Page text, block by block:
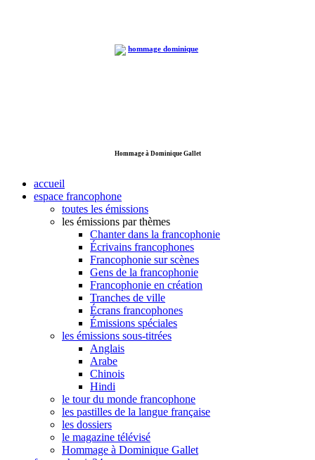
Hommage à Dominique Gallet
accueil
espace francophone
toutes les émissions
les émissions par thèmes
Chanter dans la francophonie
Écrivains francophones
Francophonie sur scènes
Gens de la francophonie
Francophonie en création
Tranches de ville
Écrans francophones
Émissions spéciales
les émissions sous-titrées
Anglais
Arabe
Chinois
Hindi
le tour du monde francophone
les pastilles de la langue française
les dossiers
le magazine télévisé
Hommage à Dominique Gallet